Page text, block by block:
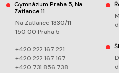
Gymnázium Praha 5, Na
Zatlance 11
Na Zatlance 1330/11
150 00 Praha 5
+420 222 167 221
+420 222 167 167
+420 731 856 738